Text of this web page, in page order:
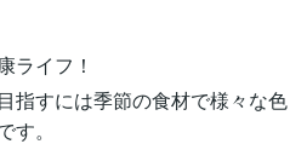
ライフ！
指すには季節の食材で様々な色
。